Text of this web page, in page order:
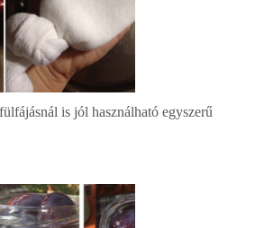
is jól használható egyszerű